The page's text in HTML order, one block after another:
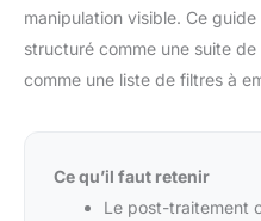
manipulation visible. Ce
structuré comme une suite
comme une liste de filtres à
Ce qu’il faut retenir
Le post-traitement